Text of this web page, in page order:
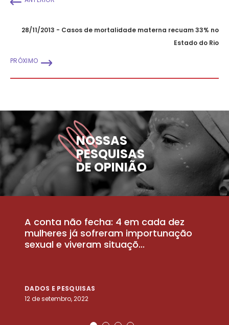
28/11/2013 - Casos de mortalidade materna recuam 33% no
Estado do Rio
PRÓXIMO
NOSSAS
PESQUISAS
DE OPINIÃO
A conta não fecha: 4 em cada dez
mulheres já sofreram importunação
sexual e viveram situaçõ...
DADOS E PESQUISAS
12 de setembro, 2022